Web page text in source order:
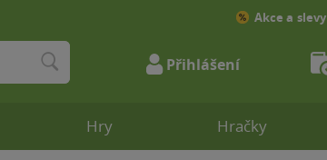
Hry Hračky
Akce a slevy
Přihlášení